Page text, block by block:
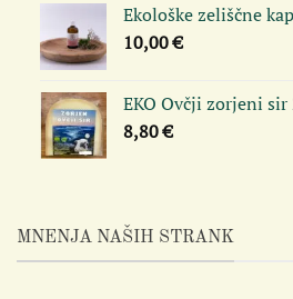
MNENJA NAŠIH STRANK
Ekološke zeliščne
10,00€
EKO Ovčji zorjeni sir
8,80€